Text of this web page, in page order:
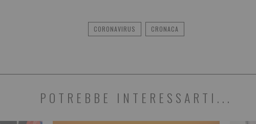
CORONAVIRUS CRONACA
POTREBBE INTERESSARTI...